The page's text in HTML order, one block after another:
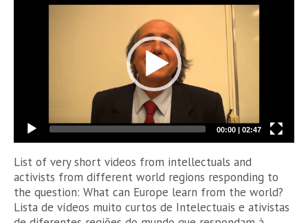
00:00 | 02:47
List of very short videos from intellectuals and
activists from different world regions responding to
the question: What can Europe learn from the world?
Lista de vídeos muito curtos de Intelectuais e ativistas